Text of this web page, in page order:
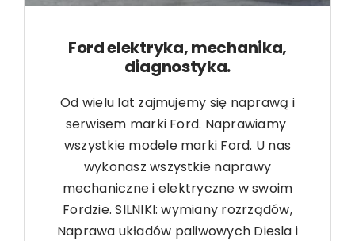
Ford elektryka, mechanika,
diagnostyka.
Od wielu lat zajmujemy się naprawą i
serwisem marki Ford. Naprawiamy
wszystkie modele marki Ford. U nas
wykonasz wszystkie naprawy
mechaniczne i elektryczne w swoim
Fordzie. SILNIKI: wymiany rozrządów,
Naprawa układów paliwowych Diesla i